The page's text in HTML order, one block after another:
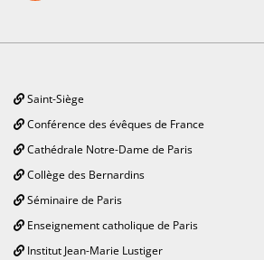
Saint-Siège
Conférence des évêques de France
Cathédrale Notre-Dame de Paris
Collège des Bernardins
Séminaire de Paris
Enseignement catholique de Paris
Institut Jean-Marie Lustiger